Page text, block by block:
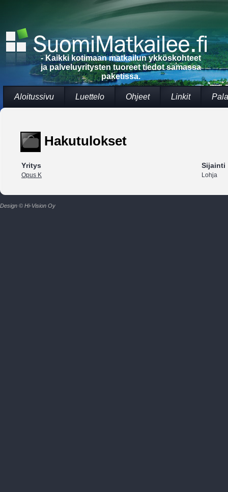
- Kaikki kotimaan matkailun ykköskohteet
ja palveluyritysten tuoreet tiedot samassa
paketissa.
Aloitussivu Luettelo Ohjeet Linkit
Hakutulokset
Yritys Sijainti
Opus K Lohja
Design © Hi-Vision Oy